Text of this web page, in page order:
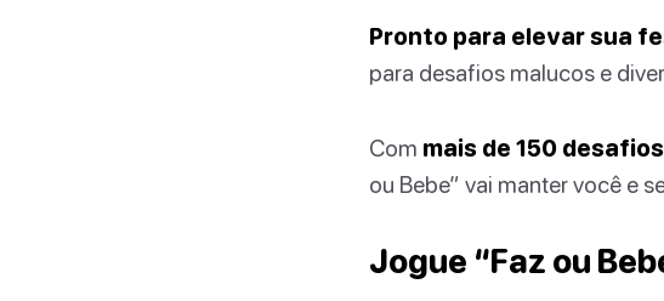
Pronto para elevar sua
para desafios malucos e
Com mais de 150
ou Bebe” vai manter você e
Jogue “Faz ou